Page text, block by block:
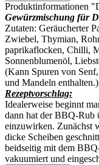
Produktinformationen
Gewürzmischung für
Zutaten: Geräucherter
Zwiebel, Thymian,
paprikaflocken, Chilli,
Sonnenblumenöl,
(Kann Spuren von
und Mandeln enthalten.)
Rezeptvorschlag:
Idealerweise beginnt
dann hat der BBQ-Rub
einzuwirken. Zunächst
dicke Scheiben
beidseitig mit dem
vakuumiert und